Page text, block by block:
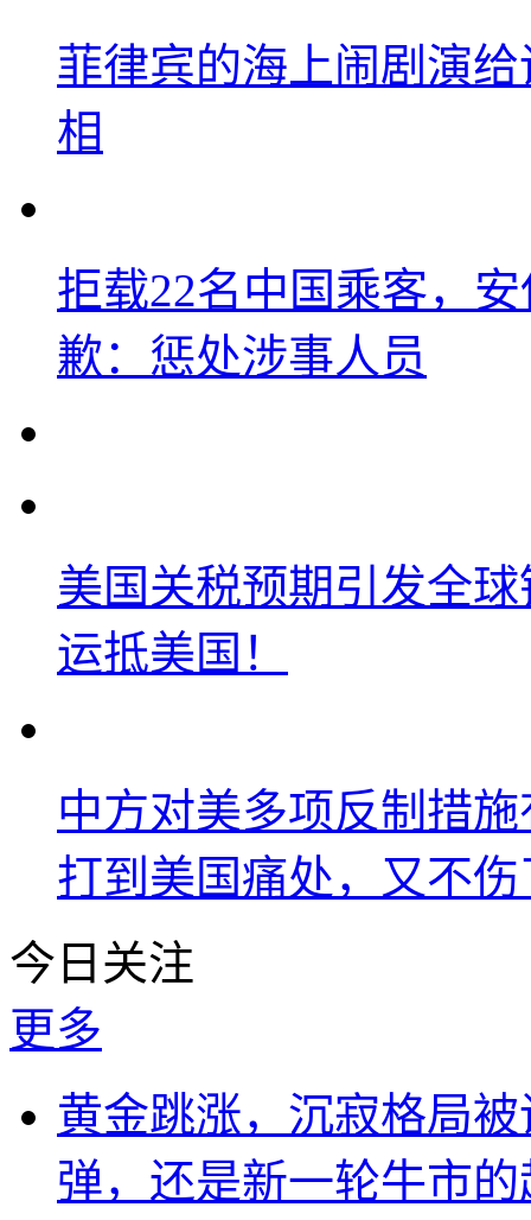
菲律宾的海上闹剧演
相
拒载22名中国乘客，
歉：惩处涉事人员
美国关税预期引发全
运抵美国！
中方对美多项反制措
打到美国痛处，又不
今日关注
更多
黄金跳涨，沉寂格局
弹，还是新一轮牛市